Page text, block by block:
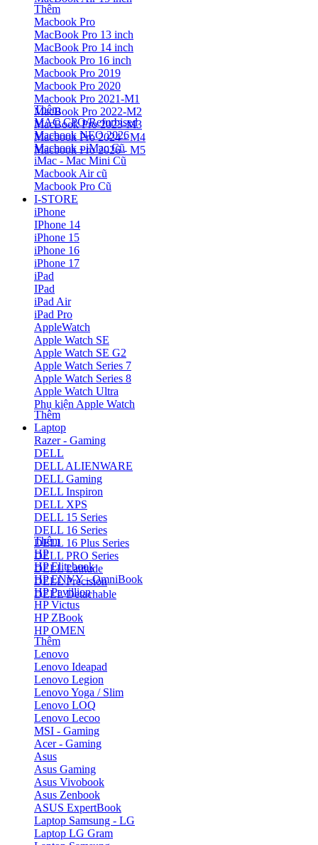
Thêm
Macbook Pro
MacBook Pro 13 inch
MacBook Pro 14 inch
Macbook Pro 16 inch
Macbook Pro 2019
Macbook Pro 2020
Macbook Pro 2021-M1
MacBook Pro 2022-M2
MacBook Pro 2023-M3
Macbook Pro 2024 - M4
Macbook Pro 2026 - M5
Thêm
MAC CPO/Refurbised
Macbook NEO 2026
Macbook - iMac Cũ
iMac - Mac Mini Cũ
Macbook Air cũ
Macbook Pro Cũ
I-STORE
iPhone
IPhone 14
iPhone 15
iPhone 16
iPhone 17
iPad
IPad
iPad Air
iPad Pro
AppleWatch
Apple Watch SE
Apple Watch SE G2
Apple Watch Series 7
Apple Watch Series 8
Apple Watch Ultra
Phụ kiện Apple Watch
Thêm
Laptop
Razer - Gaming
DELL
DELL ALIENWARE
DELL Gaming
DELL Inspiron
DELL XPS
DELL 15 Series
DELL 16 Series
DELL 16 Plus Series
DELL PRO Series
DELL Latitude
DELL Precision
DELL Detachable
Thêm
HP
HP Elitebook
HP ENVY - OmniBook
HP Pavillion
HP Victus
HP ZBook
HP OMEN
Thêm
Lenovo
Lenovo Ideapad
Lenovo Legion
Lenovo Yoga / Slim
Lenovo LOQ
Lenovo Lecoo
MSI - Gaming
Acer - Gaming
Asus
Asus Gaming
Asus Vivobook
Asus Zenbook
ASUS ExpertBook
Laptop Samsung - LG
Laptop LG Gram